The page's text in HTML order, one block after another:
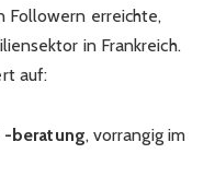
Followern erreichte,
in Frankreich.
auf:
-beratung, vorrangig im